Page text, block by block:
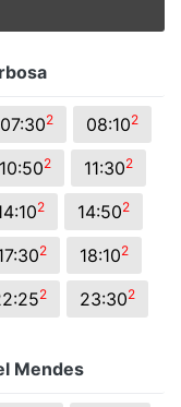
07:302 08:102
10:502 11:302
2 14:502
2 18:102
2 23:302
Mendes